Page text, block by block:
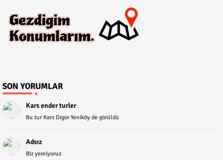
SON YORUMLAR
Kars ender turler
Bu tur Kars Digor Yeniköy de görüldü
Adsız
Biz yemiyoruz